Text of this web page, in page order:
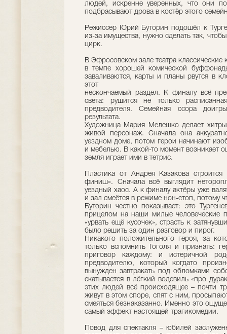
людей, искренне уверенных, что они
подбрасывают дрова в костёр этого
Режиссер Юрий Буторин подошёл к
из-за имущества, нужно сделать так,
цирк.
В Эфросовском зале театра
в темпе хорошей комической
заваливаются, карты и планы рвутся в
этот
нескончаемый раздел. К финалу всё
света: рушится не только
предводителя. Семейная ссора
результата.
Художница Мария Мелешко делает
живой персонаж. Сначала она
уездном доме, потом герои начинают
и мебелью. В какой-то момент возникает
земля играет ими в тетрис.
Пластика от Андрея Казакова
финиш». Сначала всё выглядит
уездный хаос. А к финалу актёры уже
и зал смеётся в режиме нон-стоп, потому
Буторин честно показывает: это
прицелом на наши милые человеческие
«урвать ещё кусочек», страсть к
было решить за один разговор и пирог.
Никакого положительного героя, за
только вспомнить Гоголя и признать:
приговор каждому: и истеричной
предводителю, который когдато
вынужден завтракать под обломками
скатывается в лёгкий водевиль «про
этих людей всё происходящее – почти
живут в этом споре, спят с ним,
смеяться безнаказанно. Именно это
самый эффект настоящей трагикомедии.
Повод для спектакля – юбилей